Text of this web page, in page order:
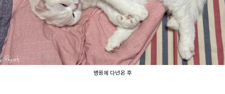
병원에 다년온 후